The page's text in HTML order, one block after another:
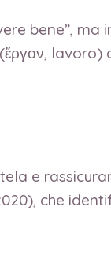
bene”, ma
lavoro)
e
che